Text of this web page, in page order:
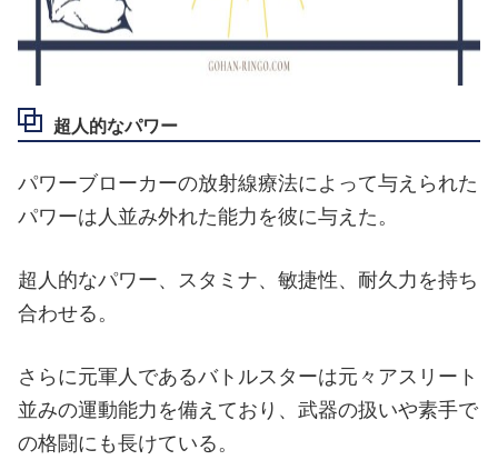
超人的なパワー
パワーブローカーの放射線療法によって与えられた
パワーは人並み外れた能力を彼に与えた。
超人的なパワー、スタミナ、敏捷性、耐久力を持ち
合わせる。
さらに元軍人であるバトルスターは元々アスリート
並みの運動能力を備えており、武器の扱いや素手で
の格闘にも長けている。